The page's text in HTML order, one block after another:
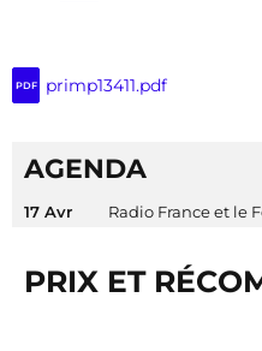
PDF primp13411.pdf
AGENDA
17 Avr Radio France et le
PRIX ET